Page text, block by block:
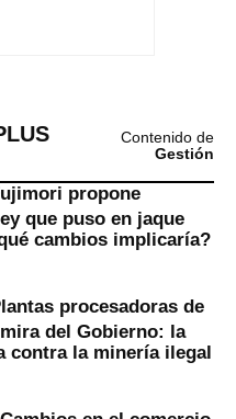
Contenido de
Gestión
propone
que puso en jaque
cambios implicaría?
procesadoras de
del Gobierno: la
contra la minería ilegal